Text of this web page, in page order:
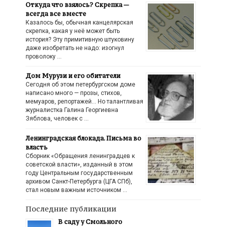
Откуда что взялось? Скрепка —
всегда все вместе
Казалось бы, обычная канцелярская
скрепка, какая у неё может быть
история? Эту примитивную штуковину
даже изобретать не надо: изогнул
проволоку …
Дом Мурузи и его обитатели
Сегодня об этом петербургском доме
написано много — прозы, стихов,
мемуаров, репортажей… Но талантливая
журналистка Галина Георгиевна
Зяблова, человек с …
Ленинградская блокада. Письма во
власть
Сборник «Обращения ленинградцев к
советской власти», изданный в этом
году Центральным государственным
архивом Санкт-Петербурга (ЦГА СПб),
стал новым важным источником …
Последние публикации
В саду у Смольного